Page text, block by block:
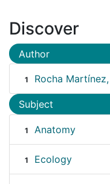
Discover
Author
1 Rocha
Subject
1 Anatomy
1 Ecology